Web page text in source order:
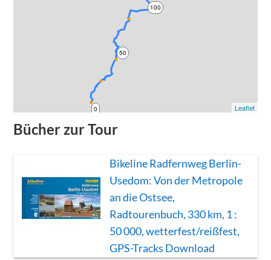
0
50
100
Leaflet
Bücher zur Tour
Bikeline Radfernweg Berlin-
Usedom: Von der Metropole
an die Ostsee,
Radtourenbuch, 330 km, 1 :
50 000, wetterfest/reißfest,
GPS-Tracks Download